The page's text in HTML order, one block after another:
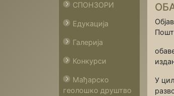
СПОНЗОРИ
Едукација
Галерија
Конкурси
Мађарско
геолошко друштво
У